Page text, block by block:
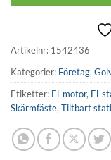
Artikelnr: 1542436
Kategorier: Företag,
Etiketter: El-motor, El-
Skärmfäste, Tiltbart